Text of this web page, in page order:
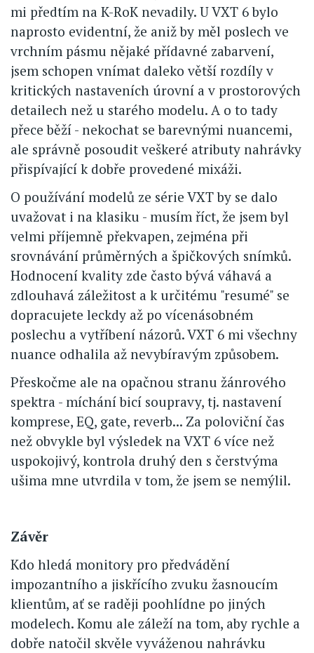
mi předtím na K-RoK nevadily. U VXT 6 bylo
naprosto evidentní, že aniž by měl poslech ve
vrchním pásmu nějaké přídavné zabarvení,
jsem schopen vnímat daleko větší rozdíly v
kritických nastaveních úrovní a v prostorových
detailech než u starého modelu. A o to tady
přece běží - nekochat se barevnými nuancemi,
ale správně posoudit veškeré atributy nahrávky
přispívající k dobře provedené mixáži.
O používání modelů ze série VXT by se dalo
uvažovat i na klasiku - musím říct, že jsem byl
velmi příjemně překvapen, zejména při
srovnávání průměrných a špičkových snímků.
Hodnocení kvality zde často bývá váhavá a
zdlouhavá záležitost a k určitému "resumé" se
dopracujete leckdy až po vícenásobném
poslechu a vytříbení názorů. VXT 6 mi všechny
nuance odhalila až nevybíravým způsobem.
Přeskočme ale na opačnou stranu žánrového
spektra - míchání bicí soupravy, tj. nastavení
komprese, EQ, gate, reverb... Za poloviční čas
než obvykle byl výsledek na VXT 6 více než
uspokojivý, kontrola druhý den s čerstvýma
ušima mne utvrdila v tom, že jsem se nemýlil.
Závěr
Kdo hledá monitory pro předvádění
impozantního a jiskřícího zvuku žasnoucím
klientům, ať se raději poohlídne po jiných
modelech. Komu ale záleží na tom, aby rychle a
dobře natočil skvěle vyváženou nahrávku